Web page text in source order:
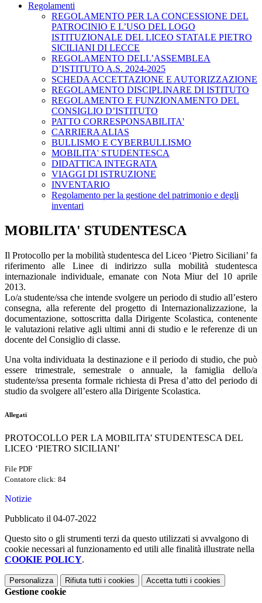
Regolamenti
REGOLAMENTO PER LA CONCESSIONE DEL
PATROCINIO E L’USO DEL LOGO
ISTITUZIONALE DEL LICEO STATALE PIETRO
SICILIANI DI LECCE
REGOLAMENTO DELL’ASSEMBLEA
D’ISTITUTO A.S. 2024-2025
SCHEDA ACCETTAZIONE E AUTORIZZAZIONE
REGOLAMENTO DISCIPLINARE DI ISTITUTO
REGOLAMENTO E FUNZIONAMENTO DEL
CONSIGLIO D’ISTITUTO
PATTO CORRESPONSABILITA'
CARRIERA ALIAS
BULLISMO E CYBERBULLISMO
MOBILITA' STUDENTESCA
DIDATTICA INTEGRATA
VIAGGI DI ISTRUZIONE
INVENTARIO
Regolamento per la gestione del patrimonio e degli
inventari
MOBILITA' STUDENTESCA
Il Protocollo per la mobilità studentesca del Liceo ‘Pietro Siciliani’ fa
riferimento alle Linee di indirizzo sulla mobilità studentesca
internazionale individuale, emanate con Nota Miur del 10 aprile
2013.
Lo/a studente/ssa che intende svolgere un periodo di studio all’estero
consegna, alla referente del progetto di Internazionalizzazione, la
documentazione, sottoscritta dalla Dirigente Scolastica, contenente
le valutazioni relative agli ultimi anni di studio e le referenze di un
docente del Consiglio di classe.
Una volta individuata la destinazione e il periodo di studio, che può
essere trimestrale, semestrale o annuale, la famiglia dello/a
studente/ssa presenta formale richiesta di Presa d’atto del periodo di
studio da svolgere all’estero alla Dirigente Scolastica.
Allegati
PROTOCOLLO PER LA MOBILITA’ STUDENTESCA DEL
LICEO ‘PIETRO SICILIANI’
File PDF
Contatore click: 84
Notizie
Pubblicato il 04-07-2022
Questo sito o gli strumenti terzi da questo utilizzati si avvalgono di
cookie necessari al funzionamento ed utili alle finalità illustrate nella
COOKIE POLICY.
Personalizza Rifiuta tutti i cookies Accetta tutti i cookies
Gestione cookie